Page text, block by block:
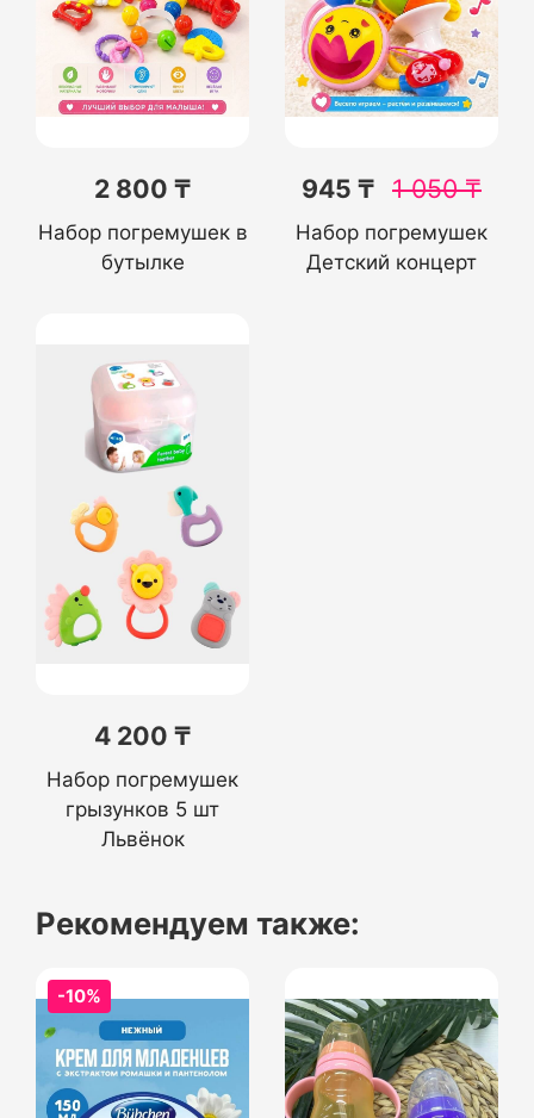
2 800 ₸
Набор погремушек в
бутылке
945 ₸ 1 050₸
Набор погремушек
Детский концерт
4 200 ₸
Набор погремушек
грызунков 5 шт
Львёнок
Рекомендуем также:
-10%